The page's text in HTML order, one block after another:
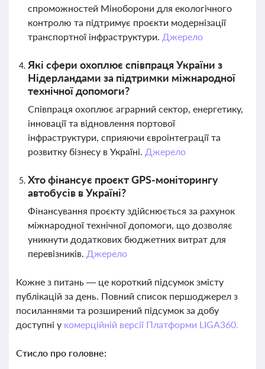
спроможностей Міноборони для екологічного
контролю та підтримує проєкти модернізації
транспортної інфраструктури. Джерело
Які сфери охоплює співпраця України з
Нідерландами за підтримки міжнародної
технічної допомоги?
Співпраця охоплює аграрний сектор, енергетику,
інновації та відновлення портової
інфраструктури, сприяючи євроінтеграції та
розвитку бізнесу в Україні. Джерело
Хто фінансує проєкт GPS-моніторингу
автобусів в Україні?
Фінансування проєкту здійснюється за рахунок
міжнародної технічної допомоги, що дозволяє
уникнути додаткових бюджетних витрат для
перевізників. Джерело
Кожне з питань — це короткий підсумок змісту
публікацій за день. Повний список першоджерел з
посиланнями та розширений підсумок за добу
доступні у комерційній версії Платформи LIGA360.
Стисло про головне: